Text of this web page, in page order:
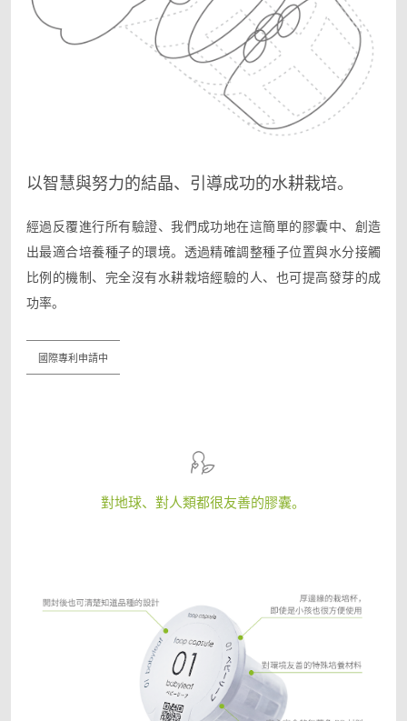
以智慧與努力的結晶、引導成功的水耕栽培。
經過反覆進行所有驗證、我們成功地在這簡單的膠囊中、創造
出最適合培養種子的環境。 透過精確調整種子位置與水分接觸
比例的機制、完全沒有水耕栽培經驗的人、也可提高發芽的成
功率。
國際專利申請中
對地球、對人類都很友善的膠囊。